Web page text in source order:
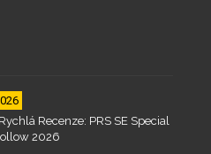
Recenze: PRS SE Special
2026